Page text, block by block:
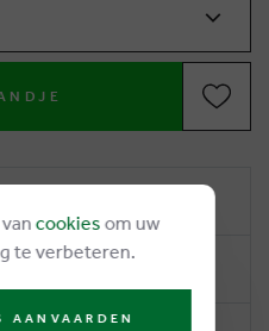
cookies om uw
te verbeteren.
AANVAARDEN